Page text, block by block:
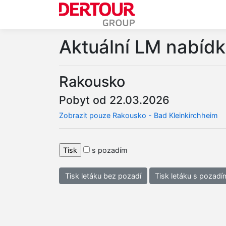
Aktuální LM
Rakousko
Pobyt od 22.03.2026
Zobrazit pouze Rakousko - Bad Kleinkirchheim
s pozadím
Tisk letáku bez pozadí Tisk letáku s